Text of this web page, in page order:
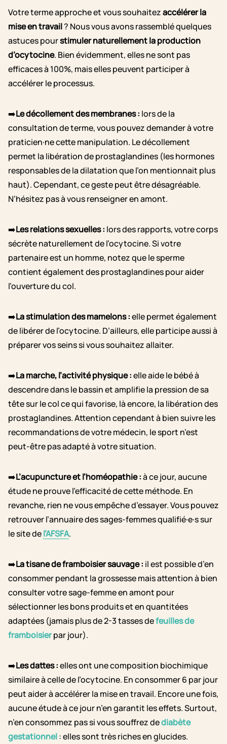
Votre terme approche et vous souhaitezaccélérer la
mise en travail? Nous vous avons rassemblé quelques
astuces pourstimuler naturellement la production
d’ocytocine. Bien évidemment, elles ne sont pas
efficaces à 100%, mais elles peuvent participer à
accélérer le processus.
➡️Le décollement des membranes: lors de la
consultation de terme, vous pouvez demander à votre
praticien·ne cette manipulation. Le décollement
permet la libération de prostaglandines (les hormones
responsables de la dilatation que l’on mentionnait plus
haut). Cependant, ce geste peut être désagréable.
N’hésitez pas à vous renseigner en amont.
➡️Les relations sexuelles : lors des rapports, votre corps
sécrète naturellement de l’ocytocine. Si votre
partenaire est un homme, notez que le sperme
contient également des prostaglandines pour aider
l’ouverture du col.
➡️La stimulation des mamelons :elle permet également
de libérer de l’ocytocine. D’ailleurs, elle participe aussi à
préparer vos seins si vous souhaitez allaiter.
➡️La marche, l’activité physique :elle aide le bébé à
descendre dans le bassin et amplifie la pression de sa
tête sur le col ce qui favorise, là encore, la libération des
prostaglandines. Attention cependant à bien suivre les
recommandations de votre médecin, le sport n’est
peut-être pas adapté à votre situation.
➡️L’acupuncture et l’homéopathie :à ce jour, aucune
étude ne prouve l’efficacité de cette méthode. En
revanche, rien ne vous empêche d’essayer. Vous pouvez
retrouver l’annuaire des sages-femmes qualifié·e·s sur
le site del’AFSFA.
➡️La tisane de framboisier sauvage : il est possible d’en
consommer pendant la grossesse mais attention à bien
consulter votre sage-femme en amont pour
sélectionner les bons produits et en quantitées
adaptées (jamais plus de 2-3 tasses defeuilles de
framboisierpar jour).
➡️Les dattes :elles ont une composition biochimique
similaire à celle de l’ocytocine. En consommer 6 par jour
peut aider à accélérer la mise en travail. Encore une fois,
aucune étude à ce jour n’en garantit les effets. Surtout,
n’en consommez pas si vous souffrez dediabète
gestationnel: elles sont très riches en glucides.